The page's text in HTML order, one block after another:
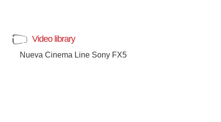
Video library
Nueva Cinema Line Sony FX5